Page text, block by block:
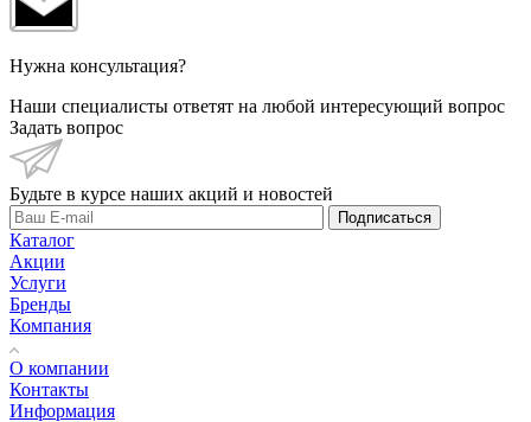
Нужна консультация?
Наши специалисты ответят на любой интересующий вопрос
Задать вопрос
Будьте в курсе наших акций и новостей
Подписаться
Каталог
Акции
Услуги
Бренды
Компания
О компании
Контакты
Информация